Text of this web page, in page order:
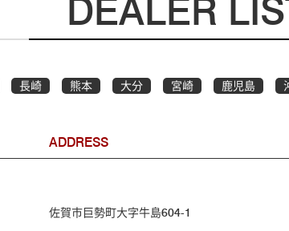
DEALER
長崎 熊本 大分 宮崎 鹿児島
ADDRESS
佐賀市巨勢町大字牛島604-1